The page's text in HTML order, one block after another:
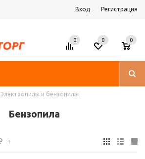
Вход Регистрация
0 0 0
Электропилы и бензопилы
Бензопила